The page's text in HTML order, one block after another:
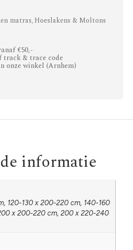
matras, Hoeslakens & Moltons
€50,-
track & trace code
onze winkel (Arnhem)
informatie
120-130 x 200-220 cm, 140-160
x 200-220 cm, 200 x 220-240